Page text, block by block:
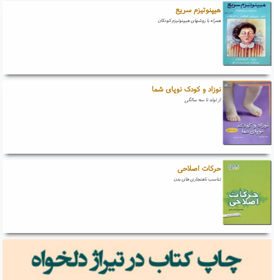
هیپنوتیزم سریع
همراه با روشهای هیپنوتیزم کودکان
نوزاد و کودک نوپای شما
از تولد تا سه سالگی
حرکات اصلاحی
تناسب ناهنجاری های بدن